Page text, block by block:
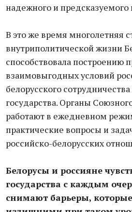
надежного и предсказуемого
В это же время многолетняя
внутриполитической жизни
способствовала построению
взаимовыгодных условий
белорусского
государства. Органы
работают в ежедневном
практические вопросы и
российско-белорусских
Белорусы и россияне
государства с каждым
снимают барьеры,